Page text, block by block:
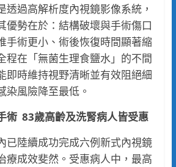
透過高解析度內視鏡影像系統，
優勢在於：結構破壞與手術傷口
手術更小、術後恢復時間顯著縮
程在「無菌生理食鹽水」的不間
即時維持視野清晰並有效阻絕細
染風險降至最低。
術83歲高齡及洗腎病人皆受惠
已陸續成功完成六例新式內視鏡
療成效斐然。受惠病人中，最高